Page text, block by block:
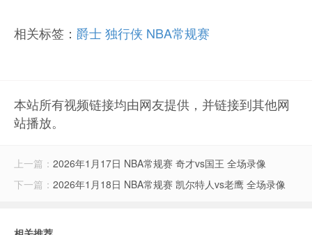
相关标签： 爵士独行侠 NBA常规赛
本站所有视频链接均由网友提供，并链接到其他网
站播放。
上一篇： 2026年1月17日 NBA常规赛 奇才vs国王 全场录像
下一篇： 2026年1月18日 NBA常规赛 凯尔特人vs老鹰 全场录像